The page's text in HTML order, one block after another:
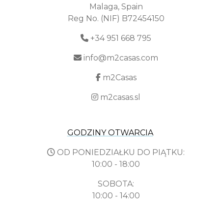
Malaga, Spain
Reg No. (NIF) B72454150
+34 951 668 795
info@m2casas.com
m2Casas
m2casas.sl
GODZINY OTWARCIA
OD PONIEDZIAŁKU DO PIĄTKU:
10:00 - 18:00
SOBOTA:
10:00 - 14:00